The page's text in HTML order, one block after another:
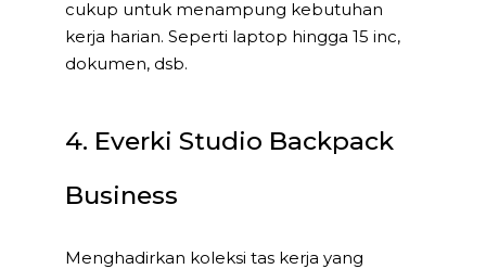
cukup untuk menampung kebutuhan
kerja harian. Seperti laptop hingga 15 inc,
dokumen, dsb.
4. Everki Studio Backpack
Business
Menghadirkan koleksi tas kerja yang